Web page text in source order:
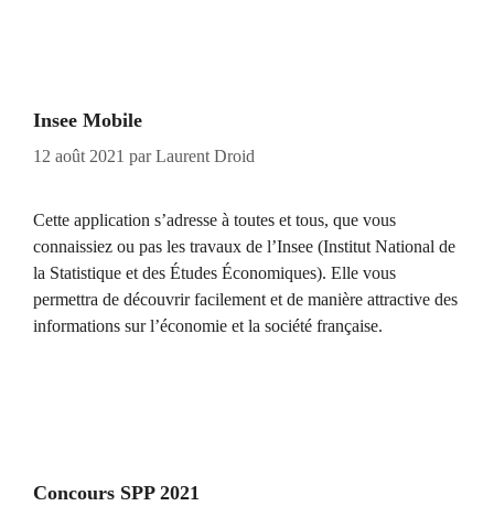
Insee Mobile
12 août 2021 parLaurent Droid
Cette application s’adresse à toutes et tous, que vous
connaissiez ou pas les travaux de l’Insee (Institut National de
la Statistique et des Études Économiques). Elle vous
permettra de découvrir facilement et de manière attractive des
informations sur l’économie et la société française.
Concours SPP 2021